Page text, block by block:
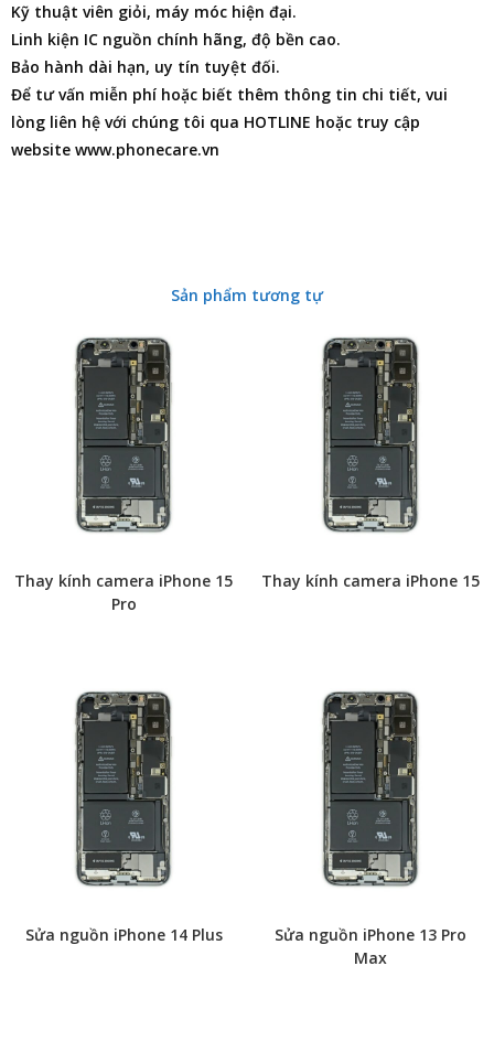
Kỹ thuật viên giỏi, máy móc hiện đại.
Linh kiện IC nguồn chính hãng, độ bền cao.
Bảo hành dài hạn, uy tín tuyệt đối.
Để tư vấn miễn phí hoặc biết thêm thông tin chi tiết, vui
lòng liên hệ với chúng tôi qua HOTLINE hoặc truy cập
website www.phonecare.vn
Sản phẩm tương tự
Thay kính camera iPhone 15
Pro
Thay kính camera iPhone 15
Sửa nguồn iPhone 14 Plus
Sửa nguồn iPhone 13 Pro
Max